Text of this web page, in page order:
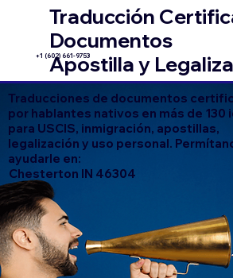
Traducción
Documentos
Apostilla y
+1 (602) 661-9753
Traducciones de documentos
por hablantes nativos en más de 130
para USCIS, inmigración, apostillas,
legalización y uso personal.
ayudarle en:
Chesterton IN 46304